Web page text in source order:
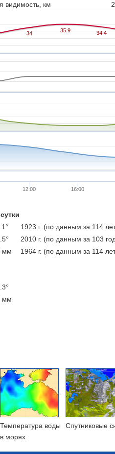
видимость, км
34
34 35.9
35.9 34.4
34.4
12:00 16:00
1923 г. (по данным за 114
2010 г. (по данным за 103
мм 1964 г. (по данным за 114
мм
Температура воды
в морях
Cпутниковые